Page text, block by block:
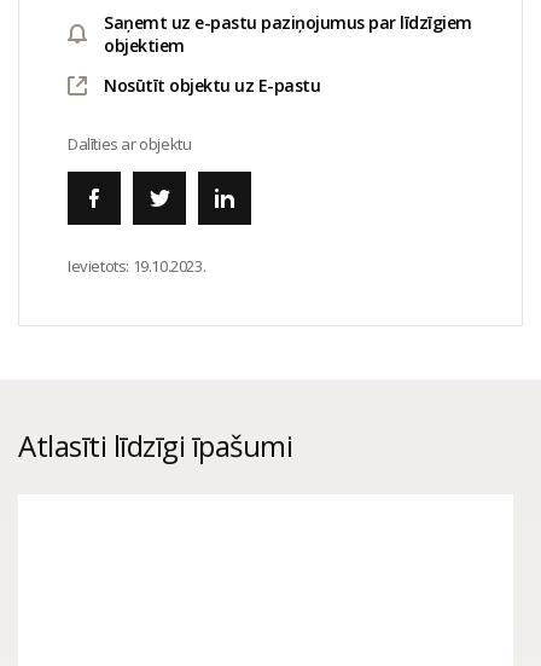
Saņemt uz e-pastu paziņojumus par līdzīgiem
objektiem
Nosūtīt objektu uz E-pastu
Dalīties ar objektu
Ievietots: 19.10.2023.
Atlasīti līdzīgi īpašumi